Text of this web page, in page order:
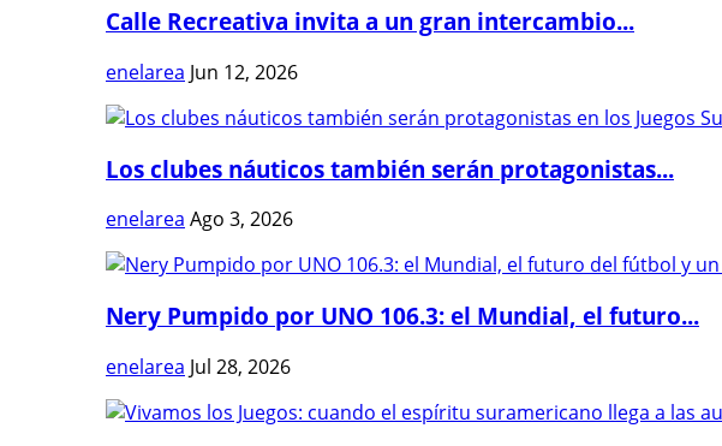
Calle Recreativa invita a un gran intercambio...
enelarea Jun 12, 2026
Los clubes náuticos también serán protagonistas...
enelarea Ago 3, 2026
Nery Pumpido por UNO 106.3: el Mundial, el futuro...
enelarea Jul 28, 2026